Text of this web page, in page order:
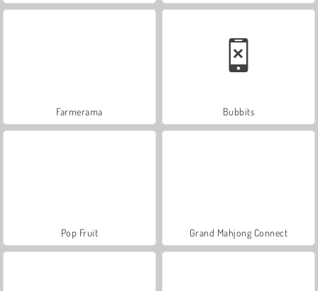
Farmerama Bubbits
Pop Fruit Grand Mahjong Connect